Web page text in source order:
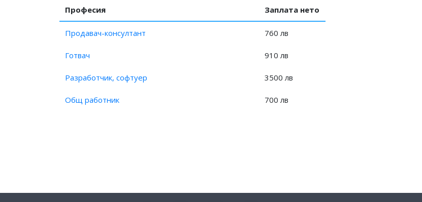
Заплата на Моделчик, метални отливки?
Заплата на Шлосер?
Заплата на Гравьор, метал?
Професия Заплата нето
Продавач-консултант 760 лв
Готвач 910 лв
Разработчик, софтуер 3500 лв
Общ работник 700 лв